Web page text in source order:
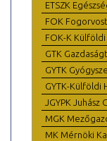
ETSZK
FOK
FOK-K
GTK
GYTK
GYTK-Külföldi
JGYPK Juhász
MGK
MK Mérnöki